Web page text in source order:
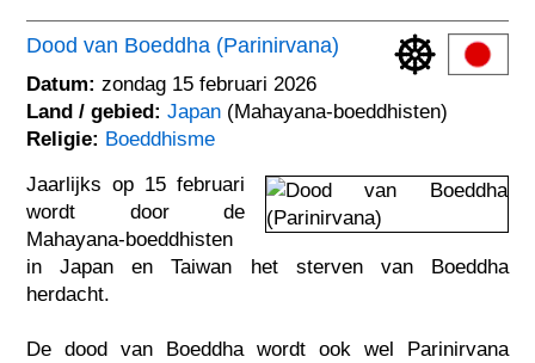
Dood van Boeddha (Parinirvana)
Datum: zondag 15 februari 2026
Land / gebied: Japan (Mahayana-boeddhisten)
Religie: Boeddhisme
Jaarlijks op 15 februari
wordt door de
Mahayana-boeddhisten
in Japan en Taiwan het sterven van Boeddha
herdacht.
De dood van Boeddha wordt ook wel Parinirvana